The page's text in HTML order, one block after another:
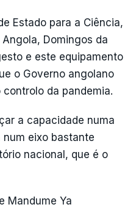
Estado para a Ciência,
Domingos da
e este equipamento
o Governo angolano
da pandemia.
a capacidade numa
eixo bastante
nacional, que é o
Mandume Ya